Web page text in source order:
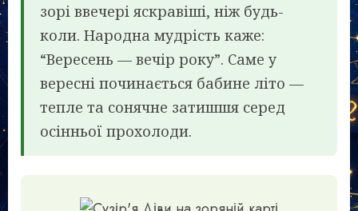
зорі ввечері яскравіші, ніж будь-
коли. Народна мудрість каже:
“Вересень — вечір року”. Саме у
вересні починається бабине літо —
тепле та сонячне затишшя серед
осінньої прохолоди.